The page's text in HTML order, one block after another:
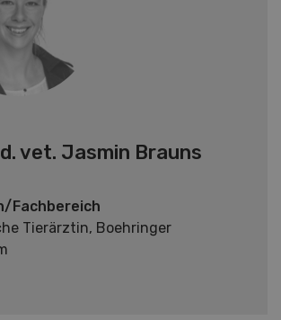
vet. Jasmin Brauns
Fachbereich
Tierärztin, Boehringer